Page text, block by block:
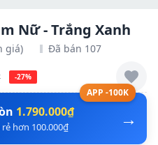
Nữ - Trắng Xanh
giá) Đã bán 107
-27%
APP -100K
→
1.790.000₫
rẻ hơn 100.000₫